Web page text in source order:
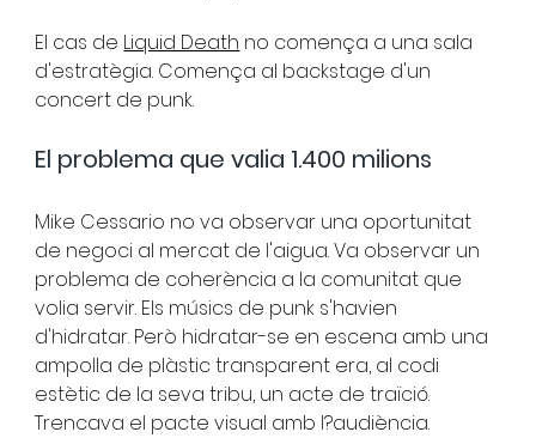
El cas de Liquid Death no comença a una sala
d'estratègia. Comença al backstage d'un
concert de punk.
El problema que valia 1.400 milions
Mike Cessario no va observar una oportunitat
de negoci al mercat de l'aigua. Va observar un
problema de coherència a la comunitat que
volia servir. Els músics de punk s'havien
d'hidratar. Però hidratar-se en escena amb una
ampolla de plàstic transparent era, al codi
estètic de la seva tribu, un acte de traïció.
Trencava el pacte visual amb l?audiència.